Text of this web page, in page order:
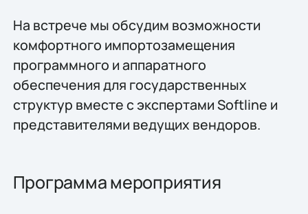
На встрече мы обсудим возможности
комфортного импортозамещения
программного и аппаратного
обеспечения для государственных
структур вместе с экспертами Softline и
представителями ведущих вендоров.
Программа мероприятия